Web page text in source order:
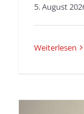
5. August
Weiterlesen